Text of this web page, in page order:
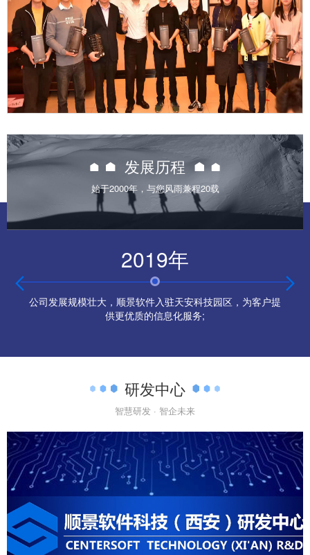
发展历程
始于2000年，与您风雨兼程20载
2019年
公司发展规模壮大，顺景软件入驻天安科技园区，为客户提
供更优质的信息化服务;
 
研发中心
智慧研发 · 智企未来